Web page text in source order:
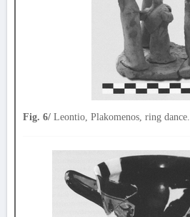
Fig. 6/ Leontio, Plakomenos, ring dance.